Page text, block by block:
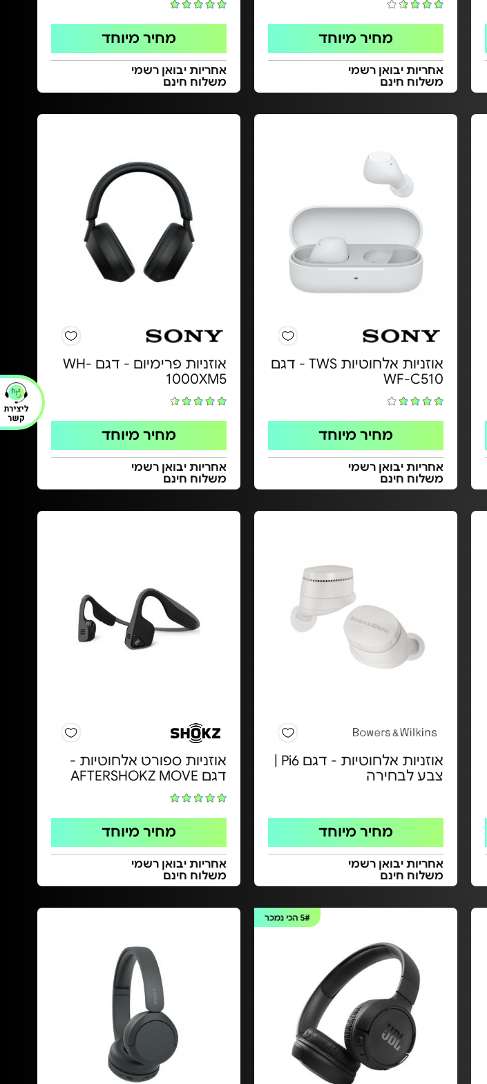
מחיר מיוחד
אחריות יבואן רשמי
משלוח חינם
מחיר מיוחד
אחריות יבואן רשמי
משלוח חינם
אוזניות אלחוטיות TWS - דגם
WF-C510
מחיר מיוחד
אחריות יבואן רשמי
משלוח חינם
אוזניות פרימיום - דגם WH-
1000XM5
מחיר מיוחד
אחריות יבואן רשמי
משלוח חינם
אוזניות אלחוטיות - דגם Pi6 |
צבע לבחירה
מחיר מיוחד
אחריות יבואן רשמי
משלוח חינם
אוזניות ספורט אלחוטיות -
דגם AFTERSHOKZ MOVE
מחיר מיוחד
אחריות יבואן רשמי
משלוח חינם
5#הכי נמכר